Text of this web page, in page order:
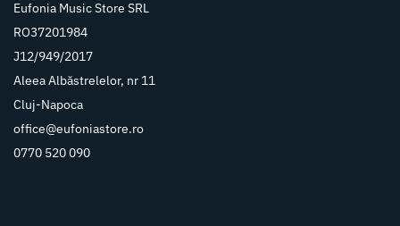
Eufonia Music Store SRL
RO37201984
J12/949/2017
Aleea Albăstrelelor, nr 11
Cluj-Napoca
office@eufoniastore.ro
0770 520 090